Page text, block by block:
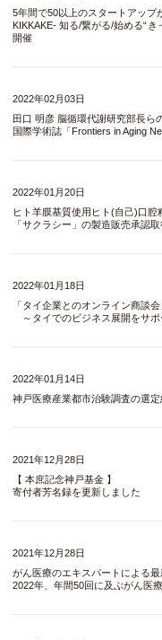
5年間で50以上のスタートアップ
KIKKAKE- 知る/繋がる/始める“
開催
2022年02月03日
田口 明彦 脳循環代謝研究部長ら
国際学術誌「Frontiers in Aging
2022年01月20日
ヒト羊膜基質使用ヒト(自己)口腔
「サクラシー」の製造販売承認
2022年01月18日
「タイ企業とのオンライン商談
～タイでのビジネス展開をサポ
2022年01月14日
神戸医療産業都市治験調査の選
2021年12月28日
【 本庶記念神戸基金 】
寄付者芳名録を更新しました
2021年12月28日
がん医療のエキスパートによる
2022年、年間50回に及ぶがん医